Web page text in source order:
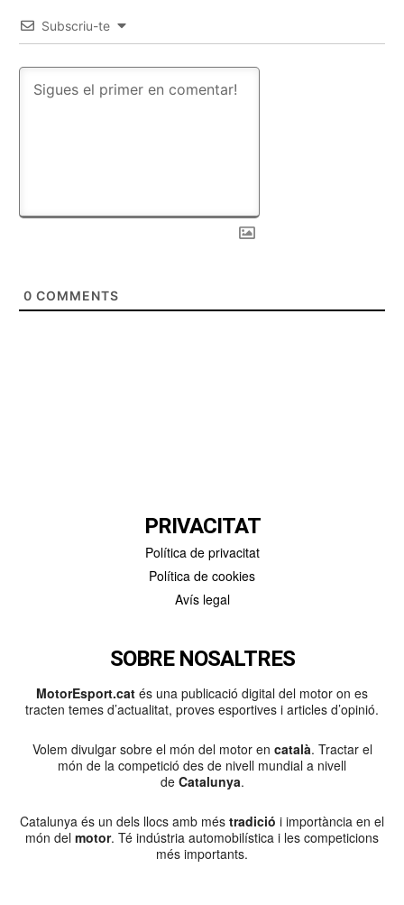
Subscriu-te
0 COMMENTS
PRIVACITAT
Política de privacitat
Política de cookies
Avís legal
SOBRE NOSALTRES
MotorEsport.cat és una publicació digital del motor on es
tracten temes d’actualitat, proves esportives i articles d’opinió.
Volem divulgar sobre el món del motor en català. Tractar el
món de la competició des de nivell mundial a nivell
de Catalunya.
Catalunya és un dels llocs amb més tradició i importància en el
món del motor. Té indústria automobilística i les competicions
més importants.